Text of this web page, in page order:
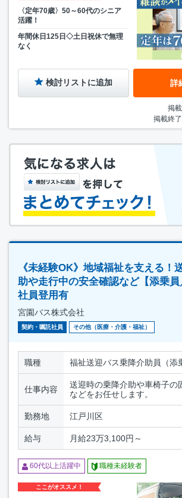
〈定年70歳〉50～60代のシニア
活躍！
年間休日125日◇土日祝休で無理
なく
検討リストに追加 詳
掲
掲載終
《未経験OK》地域福祉を支える！
助や走行中の安全確認など【添乗員
社員登用有
宮園バス株式会社
契約・嘱託社員 その他（医療・介護・福祉）
職種 福祉送迎バス乗降介助員（添
仕事内容
送迎時の乗降介助や車椅子の
などをお任せします。
勤務地 江戸川区
給与 月給23万3,100円～
60代以上活躍中 職種未経験者
ここがオススメ！